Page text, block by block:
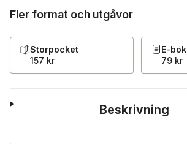
Fler format och utgåvor
Storpocket
157 kr
E-bok
79 kr
Beskrivning